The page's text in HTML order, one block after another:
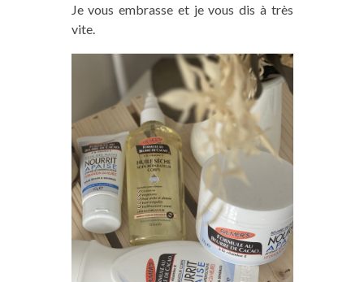
Je vous embrasse et je vous dis à très
vite.